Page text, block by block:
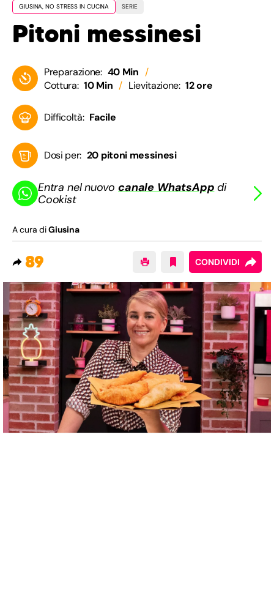
GIUSINA, NO STRESS IN CUCINA SERIE
Pitoni messinesi
Preparazione: 40 Min
Cottura: 10 Min Lievitazione: 12 ore
Difficoltà: Facile
Dosi per: 20 pitoni messinesi
Entra nel nuovocanale WhatsApp di
Cookist
A cura diGiusina
89 CONDIVIDI